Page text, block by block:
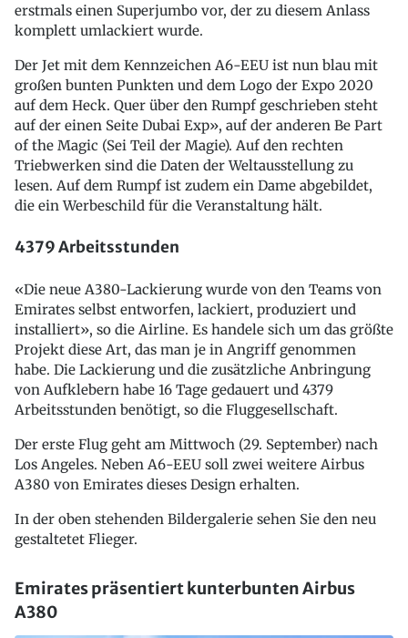
erstmals einen Superjumbo vor, der zu diesem Anlass
komplett umlackiert wurde.
Der Jet mit dem Kennzeichen A6-EEU ist nun blau mit
großen bunten Punkten und dem Logo der Expo 2020
auf dem Heck. Quer über den Rumpf geschrieben steht
auf der einen Seite Dubai Exp», auf der anderen Be Part
of the Magic (Sei Teil der Magie). Auf den rechten
Triebwerken sind die Daten der Weltausstellung zu
lesen. Auf dem Rumpf ist zudem ein Dame abgebildet,
die ein Werbeschild für die Veranstaltung hält.
4379 Arbeitsstunden
«Die neue A380-Lackierung wurde von den Teams von
Emirates selbst entworfen, lackiert, produziert und
installiert», so die Airline. Es handele sich um das größte
Projekt diese Art, das man je in Angriff genommen
habe. Die Lackierung und die zusätzliche Anbringung
von Aufklebern habe 16 Tage gedauert und 4379
Arbeitsstunden benötigt, so die Fluggesellschaft.
Der erste Flug geht am Mittwoch (29. September) nach
Los Angeles. Neben A6-EEU soll zwei weitere Airbus
A380 von Emirates dieses Design erhalten.
In der oben stehenden Bildergalerie sehen Sie den neu
gestaltetet Flieger.
Emirates präsentiert kunterbunten Airbus
A380